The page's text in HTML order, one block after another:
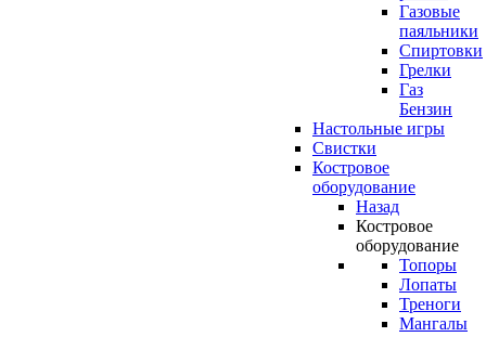
Газовые
паяльники
Спиртовки
Грелки
Газ
Бензин
Настольные игры
Свистки
Костровое
оборудование
Назад
Костровое
оборудование
Топоры
Лопаты
Треноги
Мангалы